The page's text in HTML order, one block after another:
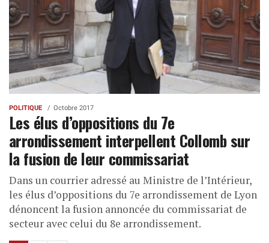
POLITIQUE Octobre 2017
Les élus d’oppositions du 7e
arrondissement interpellent Collomb sur
la fusion de leur commissariat
Dans un courrier adressé au Ministre de l’Intérieur,
les élus d’oppositions du 7e arrondissement de Lyon
dénoncent la fusion annoncée du commissariat de
secteur avec celui du 8e arrondissement.